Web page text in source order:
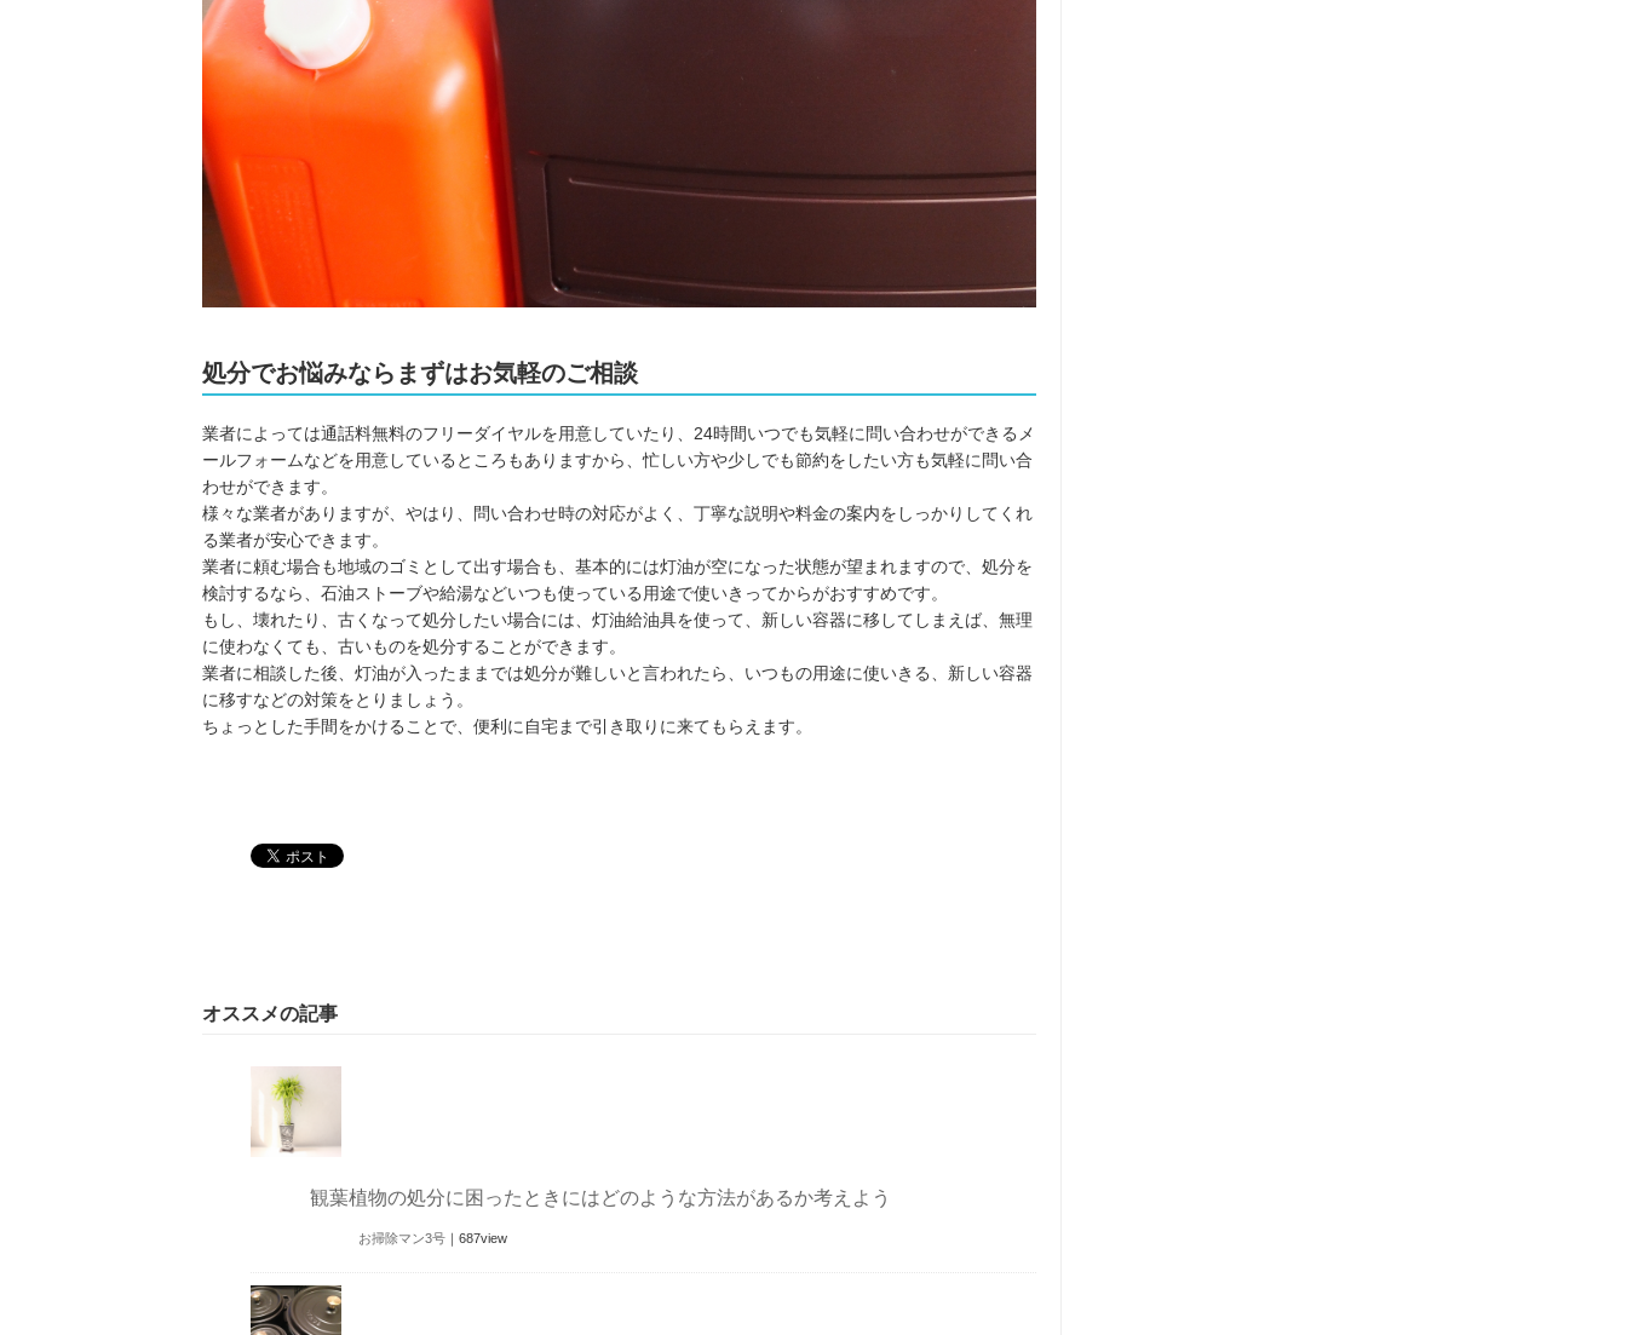
処分でお悩みならまずはお気軽のご相談
業者によっては通話料無料のフリーダイヤルを用意していたり、24時間いつでも気軽に問い合わせができるメ
ールフォームなどを用意しているところもありますから、忙しい方や少しでも節約をしたい方も気軽に問い合
わせができます。
様々な業者がありますが、やはり、問い合わせ時の対応がよく、丁寧な説明や料金の案内をしっかりしてくれ
る業者が安心できます。
業者に頼む場合も地域のゴミとして出す場合も、基本的には灯油が空になった状態が望まれますので、処分を
検討するなら、石油ストーブや給湯などいつも使っている用途で使いきってからがおすすめです。
もし、壊れたり、古くなって処分したい場合には、灯油給油具を使って、新しい容器に移してしまえば、無理
に使わなくても、古いものを処分することができます。
業者に相談した後、灯油が入ったままでは処分が難しいと言われたら、いつもの用途に使いきる、新しい容器
に移すなどの対策をとりましょう。
ちょっとした手間をかけることで、便利に自宅まで引き取りに来てもらえます。
オススメの記事
観葉植物の処分に困ったときにはどのような方法があるか考えよう
お掃除マン3号 ｜ 687view